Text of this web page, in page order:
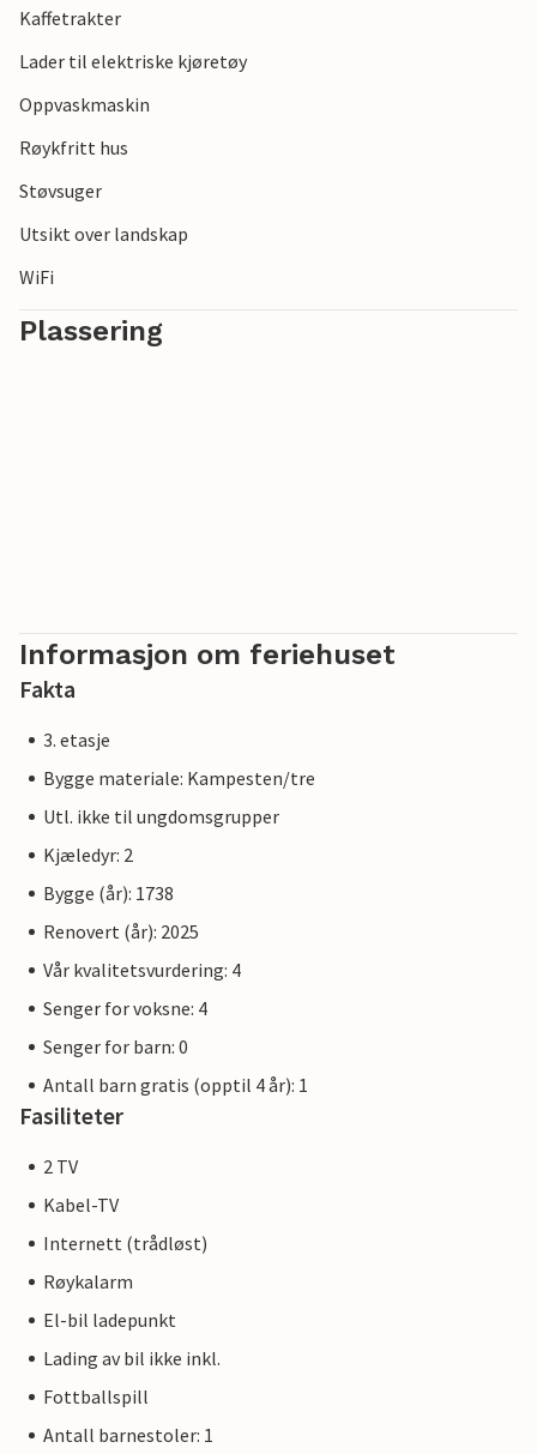
byen Prüm og Bitburg-reservoaret byr også på varierte
feriemål.
Kaffetrakter
Lader til elektriske kjøretøy
Oppvaskmaskin
Røykfritt hus
Støvsuger
Utsikt over landskap
WiFi
Plassering
Informasjon om feriehuset
Fakta
3. etasje
Bygge materiale: Kampesten/tre
Utl. ikke til ungdomsgrupper
Kjæledyr: 2
Bygge (år): 1738
Renovert (år): 2025
Vår kvalitetsvurdering: 4
Senger for voksne: 4
Senger for barn: 0
Antall barn gratis (opptil 4 år): 1
Fasiliteter
2 TV
Kabel-TV
Internett (trådløst)
Røykalarm
El-bil ladepunkt
Lading av bil ikke inkl.
Fottballspill
Antall barnestoler: 1